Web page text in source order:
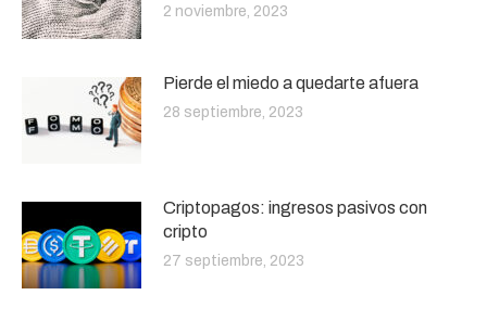
2 noviembre, 2023
Pierde el miedo a quedarte afuera
28 septiembre, 2023
Criptopagos: ingresos pasivos con
cripto
27 septiembre, 2023